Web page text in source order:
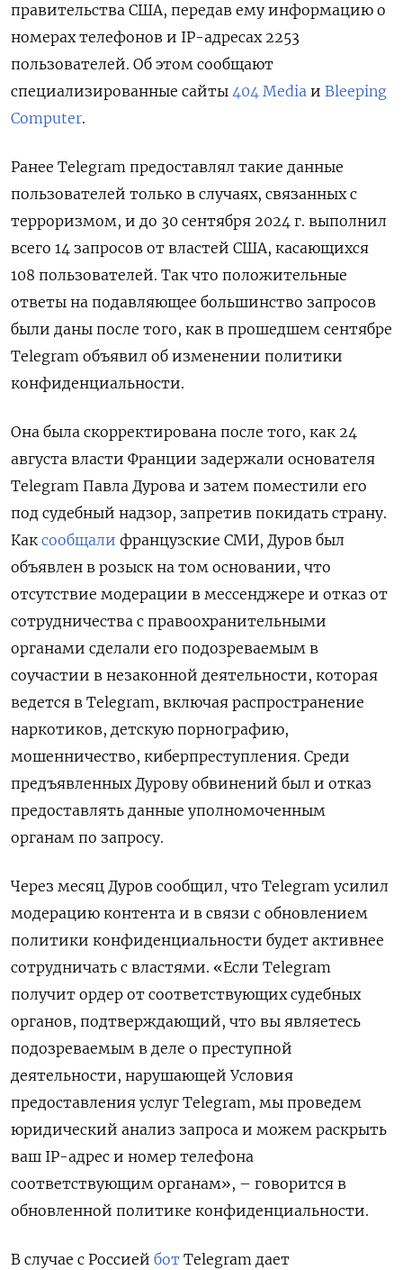
правительства США, передав ему информацию о
номерах телефонов и IP-адресах 2253
пользователей. Об этом сообщают
специализированные сайты 404 Media и Bleeping
Computer.
Ранее Telegram предоставлял такие данные
пользователей только в случаях, связанных с
терроризмом, и до 30 сентября 2024 г. выполнил
всего 14 запросов от властей США, касающихся
108 пользователей. Так что положительные
ответы на подавляющее большинство запросов
были даны после того, как в прошедшем сентябре
Telegram объявил об изменении политики
конфиденциальности.
Она была скорректирована после того, как 24
августа власти Франции задержали основателя
Telegram Павла Дурова и затем поместили его
под судебный надзор, запретив покидать страну.
Как сообщали французские СМИ, Дуров был
объявлен в розыск на том основании, что
отсутствие модерации в мессенджере и отказ от
сотрудничества с правоохранительными
органами сделали его подозреваемым в
соучастии в незаконной деятельности, которая
ведется в Telegram, включая распространение
наркотиков, детскую порнографию,
мошенничество, киберпреступления. Среди
предъявленных Дурову обвинений был и отказ
предоставлять данные уполномоченным
органам по запросу.
Через месяц Дуров сообщил, что Telegram усилил
модерацию контента и в связи с обновлением
политики конфиденциальности будет активнее
сотрудничать с властями. «Если Telegram
получит ордер от соответствующих судебных
органов, подтверждающий, что вы являетесь
подозреваемым в деле о преступной
деятельности, нарушающей Условия
предоставления услуг Telegram, мы проведем
юридический анализ запроса и можем раскрыть
ваш IP-адрес и номер телефона
соответствующим органам», – говорится в
обновленной политике конфиденциальности.
В случае с Россией бот Telegram дает